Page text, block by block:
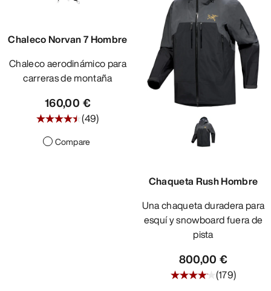
Chaleco Norvan 7 Hombre
Chaleco aerodinámico para
carreras de montaña
160,00 €
(49)
Compare
Chaqueta Rush Hombre
Una chaqueta duradera para
esquí y snowboard fuera de
pista
800,00 €
(179)